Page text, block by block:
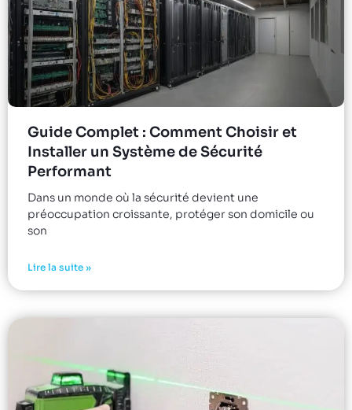
Guide Complet : Comment Choisir et
Installer un Système de Sécurité
Performant
Dans un monde où la sécurité devient une
préoccupation croissante, protéger son domicile ou
son
Lire la suite »